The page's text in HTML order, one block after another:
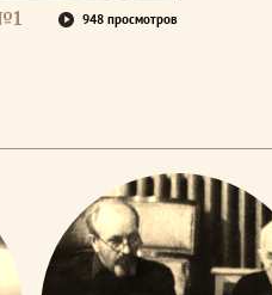
948 просмотров